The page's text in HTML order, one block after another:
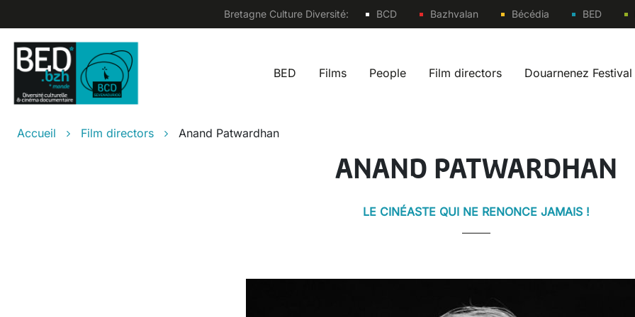
Bretagne Culture Diversité: Sites
BCD Bazhvalan Bécédia BED
Main navigation fr
BED Films People Film directors Douarnenez Festival
Breadcrumb
Accueil Film directors Anand Patwardhan
ANAND PATWARDHAN
LE CINÉASTE QUI NE RENONCE JAMAIS !